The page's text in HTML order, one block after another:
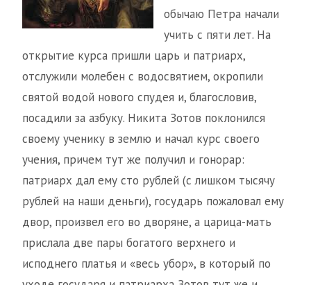
обычаю Петра начали
учить с пяти лет. На
открытие курса пришли царь и патриарх,
отслужили молебен с водосвятием, окропили
святой водой нового спудея и, благословив,
посадили за азбуку. Никита Зотов поклонился
своему ученику в землю и начал курс своего
учения, причем тут же получил и гонорар:
патриарх дал ему сто рублей (с лишком тысячу
рублей на наши деньги), государь пожаловал ему
двор, произвел его во дворяне, а царица-мать
прислала две пары богатого верхнего и
исподнего платья и «весь убор», в который по